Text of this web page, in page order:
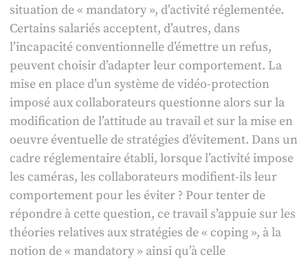
situation de « mandatory », d’activité réglementée.
Certains salariés acceptent, d’autres, dans
l’incapacité conventionnelle d’émettre un refus,
peuvent choisir d’adapter leur comportement. La
mise en place d’un système de vidéo-protection
imposé aux collaborateurs questionne alors sur la
modification de l’attitude au travail et sur la mise en
oeuvre éventuelle de stratégies d’évitement. Dans un
cadre réglementaire établi, lorsque l’activité impose
les caméras, les collaborateurs modifient-ils leur
comportement pour les éviter ? Pour tenter de
répondre à cette question, ce travail s’appuie sur les
théories relatives aux stratégies de « coping », à la
notion de « mandatory » ainsi qu’à celle